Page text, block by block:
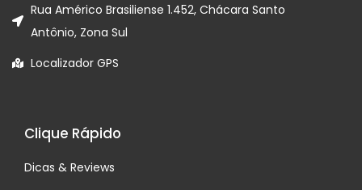
Rua Américo Brasiliense 1.452, Chácara Santo
Antônio, Zona Sul
Localizador GPS
Clique Rápido
Dicas & Reviews